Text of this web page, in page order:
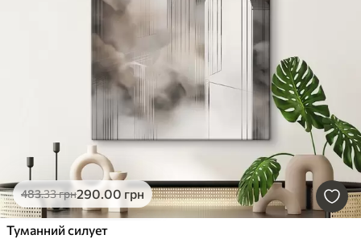
483.33грн290.00 грн
Туманний силует